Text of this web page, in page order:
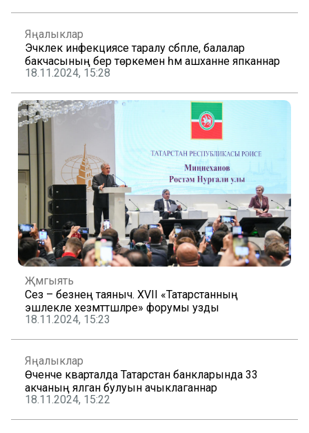
Яңалыклар
Эчәклек инфекциясе таралу сәбәпле, балалар
бакчасының бер төркемен һәм ашханәне япканнар
18.11.2024, 15:28
Җәмгыять
Сез – безнең таяныч. XVII «Татарстанның
эшлекле хезмәттәшләре» форумы узды
18.11.2024, 15:23
Яңалыклар
Өченче кварталда Татарстан банкларында 33
акчаның ялган булуын ачыклаганнар
18.11.2024, 15:22